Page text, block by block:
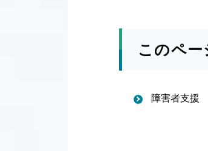
このペ
障害者支援